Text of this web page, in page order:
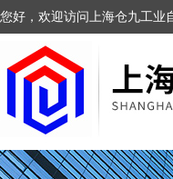
您好，欢迎访问上海仓九工业